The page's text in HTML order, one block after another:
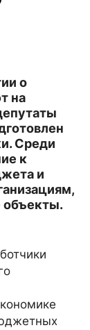
о
на
Среди
к
и
объекты.